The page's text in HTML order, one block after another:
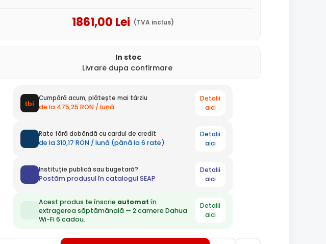
1861,00 Lei (TVA inclus)
In stoc
Livrare dupa confirmare
Cumpără acum, plătește mai târziu
de la 475,25 RON / lună
Detalii
aici
Rate fără dobândă cu cardul de credit
de la 310,17 RON / lună (până la 6 rate)
Detalii
aici
Instituție publică sau bugetară?
Postăm produsul în catalogul SEAP
Detalii
aici
Acest produs te înscrie automat în
extragerea săptămânală — 2 camere Dahua
Wi-Fi 6 cadou.
Detalii
aici